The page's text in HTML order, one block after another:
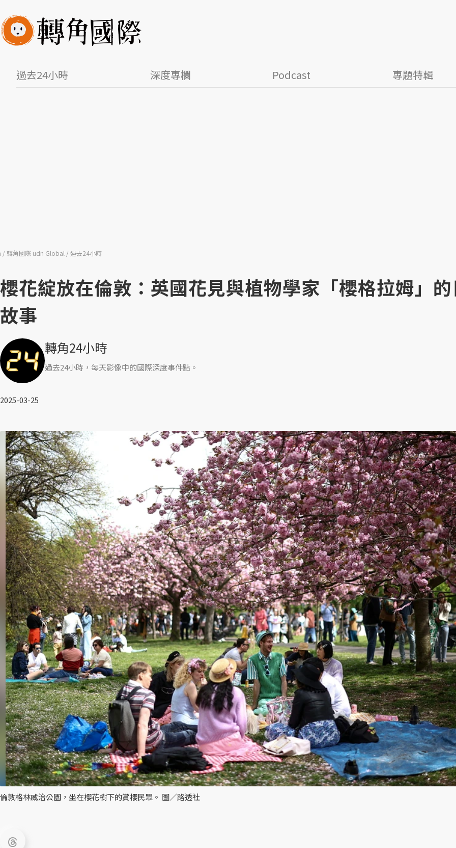
過去24小時 深度專欄 Podcast 專題特輯
轉角國際 udn Global 過去24小時
櫻花綻放在倫敦：英國花見與植物學家「櫻格拉姆」
故事
轉角24小時
過去24小時，每天影像中的國際深度事件點。
2025-03-25
倫敦格林威治公園，坐在櫻花樹下的賞櫻民眾。 圖／路透社